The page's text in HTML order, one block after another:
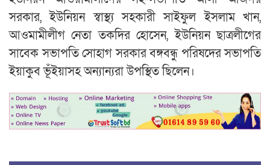
সরকার, ইউনিয়ন স্বাস্থ্য সহকারী সাইফুল ইসলাম খান,
আওমামীলীগ নেতা তকদির হোসেন, ইউনিয়ন ছাত্রলীগের
সাবেক সভাপতি সোহাগ সরকার বঙ্গবন্ধু পরিষদের সভাপতি
ইয়াকুব ভূঁইয়াসহ অন্যান্যরা উপস্থিত ছিলেন।